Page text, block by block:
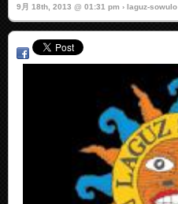
9月 18th, 2013 @ 01:31 pm › laguz-sowulo